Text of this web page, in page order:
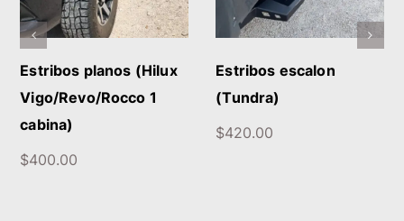
Estribos planos (Hilux
Vigo/Revo/Rocco 1
cabina)
$400.00
Estribos escalon
(Tundra)
$420.00